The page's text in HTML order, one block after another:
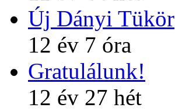
Új Dányi Tükör
12 év 7 óra
Gratulálunk!
12 év 27 hét